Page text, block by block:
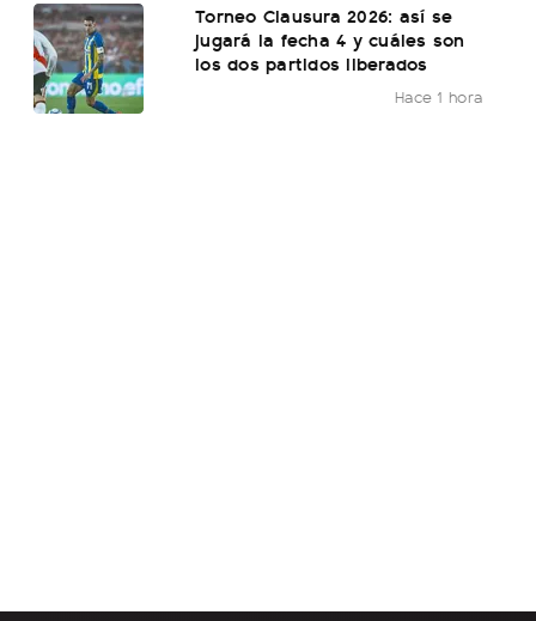
Torneo Clausura 2026: así se
jugará la fecha 4 y cuáles son
los dos partidos liberados
Hace 1 hora